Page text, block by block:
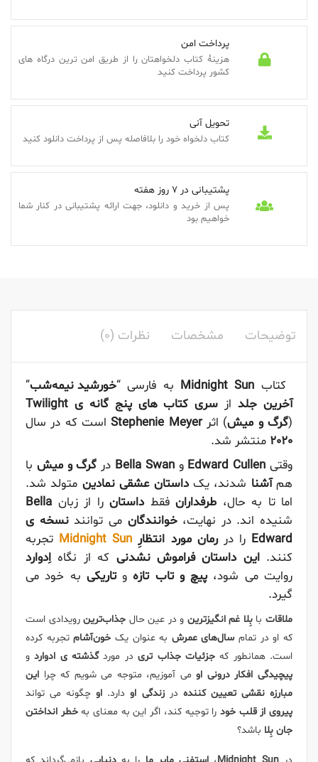
پرداخت امن
هزینۀ کتاب دلخواهتان را از طریق امن ترین درگاه های
کشور پرداخت کنید
تحویل آنی
کتاب دلخواه خود را بلافاصله پس از پرداخت دانلود کنید
پشتیبانی در 7 روز هفته
پس از خرید و دانلود، جهت ارائه پشتیبانی در کنار شما
خواهیم بود
توضیحات مشخصات نظرات (0)
کتاب Midnight Sun به فارسی “خورشید نیمه‌شب”
آخرین جلداز سری کتاب های پنج گانه ی Twilight
(گرگ و میش) اثرStephenie Meyerاست که در سال
2020 منتشر شد.
وقتی Edward Cullen و Bella Swan در گرگ و میش با
همآشنا شدند، یکداستان عشقی نمادین متولد شد.
اما تا به حال، طرفداران فقطداستان را از زبان Bella
شنیده اند. در نهایت، خوانندگان می توانندنسخه ی
Edward را دررمان مورد انتظارِ Midnight Sun تجربه
کنند. این داستان فراموش نشدنی که از نگاهاِدوارد
روایت می شود،پیچ و تاب تازه وتاریکی به خود می
گیرد.
ملاقاتبابِلا غم انگیزترین و در عین حال جذاب‌ترینرویدادی است
که او در تمام سال‌های عمرش به عنوان یک خون‌آشامتجربه کرده
است. همانطور کهجزئیات جذاب تریدر موردگذشته ی ادواردو
پیچیدگی افکار درونی اومی آموزیم، متوجه می شویم که چرا این
مبارزه نقشی تعیین کننده در زندگی اودارد. اوچگونه می تواند
پیروی از قلب خود را توجیه کند، اگر این به معنای بهخطر انداختن
جان بِلا باشد؟